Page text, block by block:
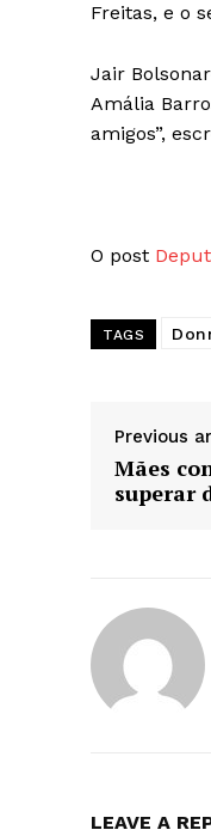
Freitas, e o
Jair
Amália
amigos”,
O post
TAGS
Previous
Mães
superar
LEAVE A